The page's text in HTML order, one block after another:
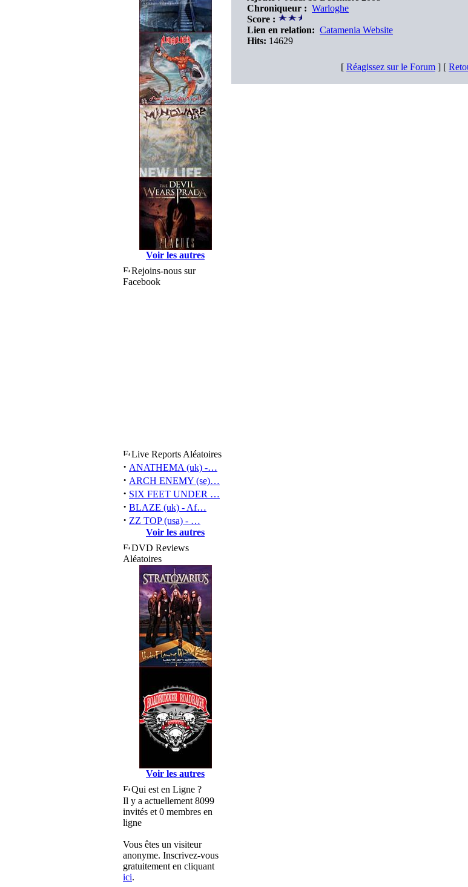
Voir les autres
Rejoins-nous sur
Facebook
Live Reports Aléatoires
· ANATHEMA (uk) -…
· ARCH ENEMY (se)…
· SIX FEET UNDER …
· BLAZE (uk) - Af…
· ZZ TOP (usa) - …
Voir les autres
DVD Reviews
Aléatoires
Voir les autres
Qui est en Ligne ?
Il y a actuellement 8099
invités et 0 membres en
ligne
Vous êtes un visiteur
anonyme. Inscrivez-vous
gratuitement en cliquant
ici.
Chroniqueur : Warloghe
Score :
Lien en relation: Catamenia Website
Hits: 14629
[ Réagissez sur le Forum ] [